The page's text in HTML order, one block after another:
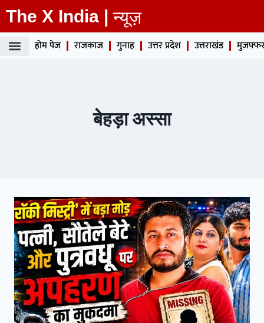
The X India | न्यूज़
होम पेज राजकाज गुनाह उत्तर प्रदेश उत्तराखंड
बेहड़ा अस्सा